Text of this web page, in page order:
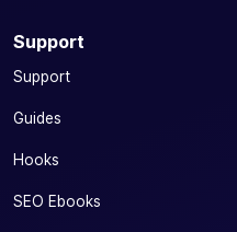
Support
Support
Guides
Hooks
SEO Ebooks